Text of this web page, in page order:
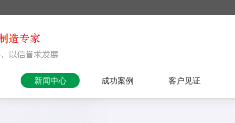
新闻中心 成功案例 客户见证